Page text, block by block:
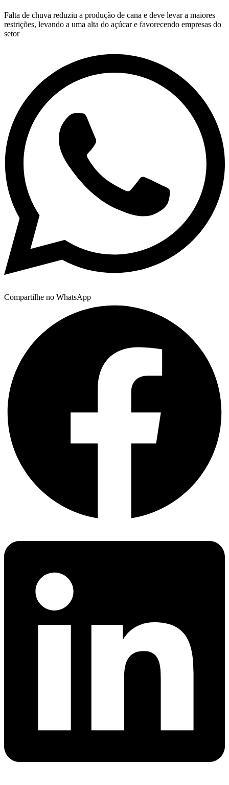
Falta de chuva reduziu a produção de cana e deve levar a maiores
restrições, levando a uma alta do açúcar e favorecendo empresas do
setor
Compartilhe no WhatsApp